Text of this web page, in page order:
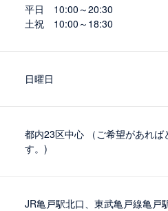
平日 10:00～20:30
土祝 10:00～18:30
日曜日
都内23区中心 （ご希望があれば
す。)
JR亀戸駅北口、東武亀戸線亀戸